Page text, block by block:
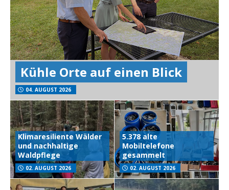
Kühle Orte auf einen Blick
04. AUGUST 2026
Klimaresiliente Wälder
und nachhaltige
Waldpflege
02. AUGUST 2026
5.378 alte
Mobiltelefone
gesammelt
02. AUGUST 2026